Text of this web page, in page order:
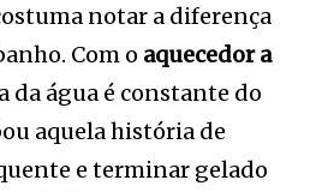
notar a diferença
Com o aquecedor a
da água é constante do
aquela história de
e terminar gelado